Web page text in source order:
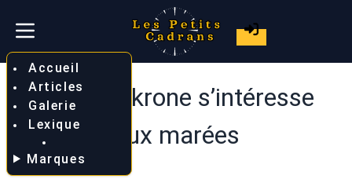
Accueil
Articles
Galerie
Lexique
Marques
Quand Akrone s’intéresse
aux marées